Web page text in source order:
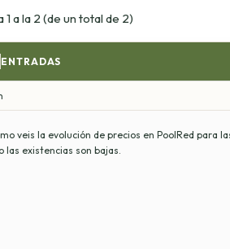
a la 2 (de un total de 2)
ENTRADAS
veis la evolución de precios en PoolRed para
las existencias son bajas.